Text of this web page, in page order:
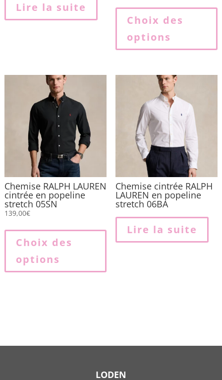
Lire la suite
Choix des
options
Chemise RALPH LAUREN
cintrée en popeline
stretch 05SN
139,00€
Choix des
options
produit
Chemise cintrée RALPH
LAUREN en popeline
stretch 06BA
Lire la suite
LODEN